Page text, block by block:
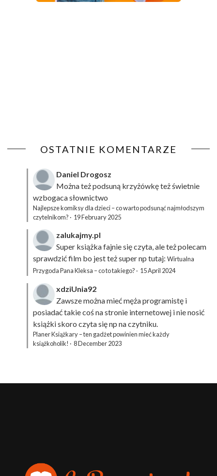
OSTATNIE KOMENTARZE
Daniel Drogosz
Można też podsuną krzyżówkęteż świetnie
wzbogaca słownictwo
Najlepsze komiksy dla dzieci – co warto podsunąć najmłodszym
czytelnikom? · 19 February 2025
zalukajmy.pl
Super książka fajnie się czyta, ale też polecam
sprawdzić film bo jest też super np tutaj: Wirtualna
Przygoda Pana Kleksa – co to takiego? · 15 April 2024
xdziUnia92
Zawsze można mieć męża programistę i
posiadać takie coś na stronie internetowej i nie nosić
książki skoro czyta się np na czytniku.
Planer Książkary – ten gadżet powinien mieć każdy
książkoholik! · 8 December 2023